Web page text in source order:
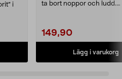
i
ta bort noppor och ludd.
149,90
Lägg i varukorg